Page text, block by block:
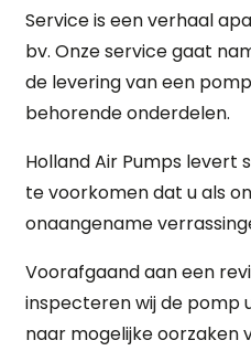
Service is een verhaal
bv. Onze service gaat
de levering van een
behorende onderdelen.
Holland Air Pumps levert
te voorkomen dat u als
onaangename
Voorafgaand aan een
inspecteren wij de pomp
naar mogelijke oorzaken